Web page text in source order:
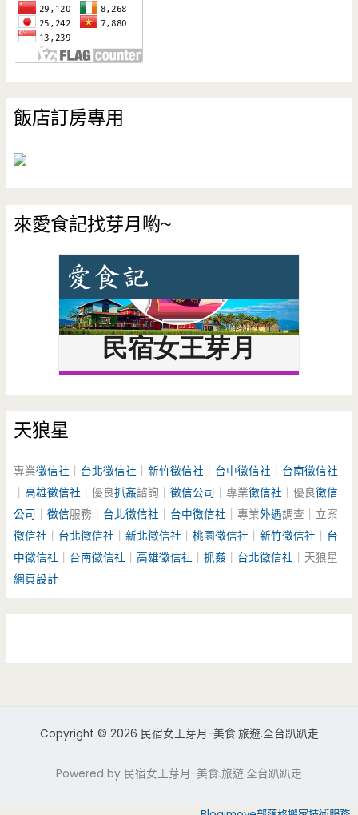
飯店訂房專用
來愛食記找芽月喲~
天狼星
專業徵信社 台北徵信社 ｜新竹徵信社 台中徵信社
台南徵信社
｜高雄徵信社 ｜優良抓姦諮詢｜徵信公司 ｜專業徵信社 ｜優良徵信
公司 ｜徵信服務｜ 台北徵信社 台中徵信社 ｜專業外遇調查｜立案
徵信社
台北徵信社 ｜新北徵信社 ｜桃園徵信社 ｜新竹徵信社
台
中徵信社
台南徵信社 ｜高雄徵信社 ｜抓姦 台北徵信社 ｜天狼星
網頁設計
Copyright © 2026 民宿女王芽月-美食.旅遊.全台趴趴走
Powered by 民宿女王芽月-美食.旅遊.全台趴趴走